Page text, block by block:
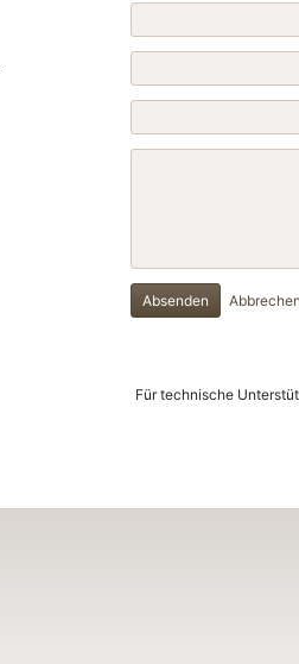
Absenden Abbrechen
Für technische